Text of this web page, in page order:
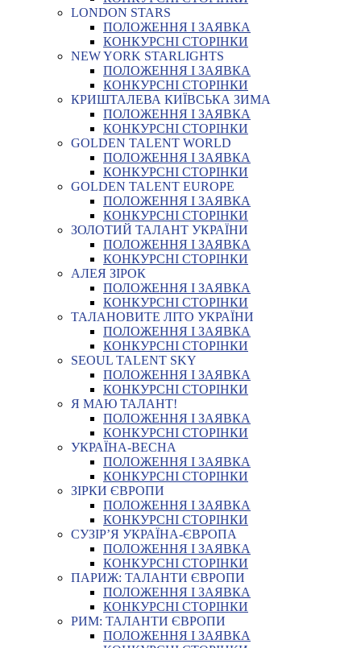
LONDON STARS
ПОЛОЖЕННЯ І ЗАЯВКА
КОНКУРСНІ СТОРІНКИ
NEW YORK STARLIGHTS
ПОЛОЖЕННЯ І ЗАЯВКА
КОНКУРСНІ СТОРІНКИ
КРИШТАЛЕВА КИЇВСЬКА ЗИМА
ПОЛОЖЕННЯ І ЗАЯВКА
КОНКУРСНІ СТОРІНКИ
GOLDEN TALENT WORLD
ПОЛОЖЕННЯ І ЗАЯВКА
КОНКУРСНІ СТОРІНКИ
GOLDEN TALENT EUROPE
ПОЛОЖЕННЯ І ЗАЯВКА
КОНКУРСНІ СТОРІНКИ
ЗОЛОТИЙ ТАЛАНТ УКРАЇНИ
ПОЛОЖЕННЯ І ЗАЯВКА
КОНКУРСНІ СТОРІНКИ
АЛЕЯ ЗІРОК
ПОЛОЖЕННЯ І ЗАЯВКА
КОНКУРСНІ СТОРІНКИ
ТАЛАНОВИТЕ ЛІТО УКРАЇНИ
ПОЛОЖЕННЯ І ЗАЯВКА
КОНКУРСНІ СТОРІНКИ
SEOUL TALENT SKY
ПОЛОЖЕННЯ І ЗАЯВКА
КОНКУРСНІ СТОРІНКИ
Я МАЮ ТАЛАНТ!
ПОЛОЖЕННЯ І ЗАЯВКА
КОНКУРСНІ СТОРІНКИ
УКРАЇНА-ВЕСНА
ПОЛОЖЕННЯ І ЗАЯВКА
КОНКУРСНІ СТОРІНКИ
ЗІРКИ ЄВРОПИ
ПОЛОЖЕННЯ І ЗАЯВКА
КОНКУРСНІ СТОРІНКИ
СУЗІР’Я УКРАЇНА-ЄВРОПА
ПОЛОЖЕННЯ І ЗАЯВКА
КОНКУРСНІ СТОРІНКИ
ПАРИЖ: ТАЛАНТИ ЄВРОПИ
ПОЛОЖЕННЯ І ЗАЯВКА
КОНКУРСНІ СТОРІНКИ
РИМ: ТАЛАНТИ ЄВРОПИ
ПОЛОЖЕННЯ І ЗАЯВКА